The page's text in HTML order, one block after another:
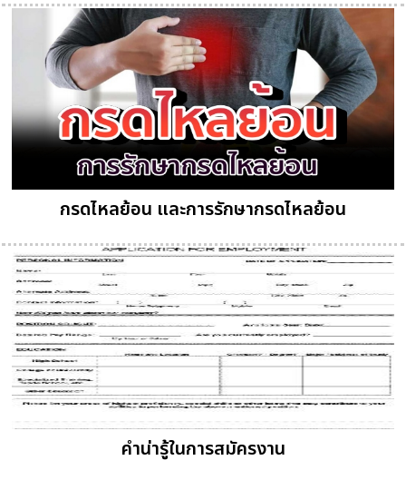
กรดไหลย้อน และการรักษากรดไหลย้อน
คำน่ารู้ในการสมัครงาน